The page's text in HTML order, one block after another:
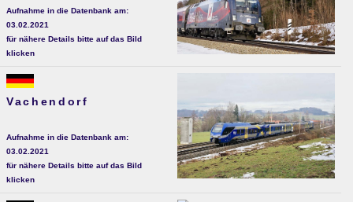
Aufnahme in die Datenbank am:
03.02.2021
für nähere Details bitte auf das Bild
klicken
Vachendorf
Aufnahme in die Datenbank am:
03.02.2021
für nähere Details bitte auf das Bild
klicken